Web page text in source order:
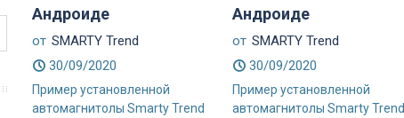
Андроиде
от SMARTY Trend
30/09/2020
Пример установленной
автомагнитолы Smarty Trend
Андроиде
от SMARTY Trend
30/09/2020
Пример установленной
автомагнитолы Smarty Trend